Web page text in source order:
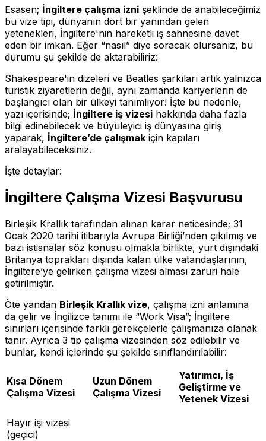
Esasen; İngiltere çalışma izni şeklinde de anabileceğimiz
bu vize tipi, dünyanın dört bir yanından gelen
yetenekleri, İngiltere'nin hareketli iş sahnesine davet
eden bir imkan. Eğer “nasıl” diye soracak olursanız, bu
durumu şu şekilde de aktarabiliriz:
Shakespeare'in dizeleri ve Beatles şarkıları artık yalnızca
turistik ziyaretlerin değil, aynı zamanda kariyerlerin de
başlangıcı olan bir ülkeyi tanımlıyor! İşte bu nedenle,
yazı içerisinde; İngiltere iş vizesi hakkında daha fazla
bilgi edinebilecek ve büyüleyici iş dünyasına giriş
yaparak, İngiltere’de çalışmak için kapıları
aralayabileceksiniz.
İşte detaylar:
İngiltere Çalışma Vizesi Başvurusu
Birleşik Krallık tarafından alınan karar neticesinde; 31
Ocak 2020 tarihi itibarıyla Avrupa Birliği’nden çıkılmış ve
bazı istisnalar söz konusu olmakla birlikte, yurt dışındaki
Britanya toprakları dışında kalan ülke vatandaşlarının,
İngiltere’ye gelirken çalışma vizesi alması zaruri hale
getirilmiştir.
Öte yandan Birleşik Krallık vize, çalışma izni anlamına
da gelir ve İngilizce tanımı ile “Work Visa”; İngiltere
sınırları içerisinde farklı gerekçelerle çalışmanıza olanak
tanır. Ayrıca 3 tip çalışma vizesinden söz edilebilir ve
bunlar, kendi içlerinde şu şekilde sınıflandırılabilir:
Kısa Dönem
Çalışma Vizesi
Uzun Dönem
Çalışma Vizesi
Yatırımcı, İş
Geliştirme ve
Yetenek Vizesi
Hayır işi vizesi
(geçici)